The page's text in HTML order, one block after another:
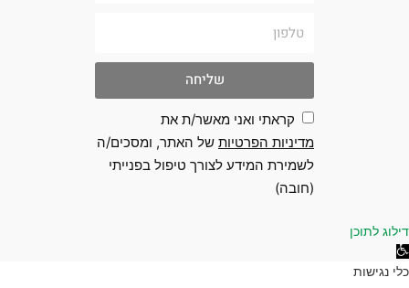
שליחה
קראתי ואני מאשר/ת את
מדיניות הפרטיותשל האתר, ומסכים/ה
לשמירת המידע לצורך טיפול בפנייתי
(חובה)
לתוכן